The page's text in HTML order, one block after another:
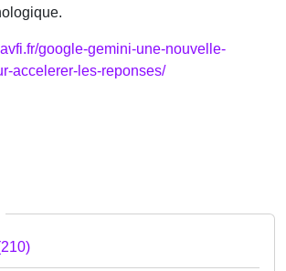
google-gemini-une-nouvelle-
accelerer-les-reponses/